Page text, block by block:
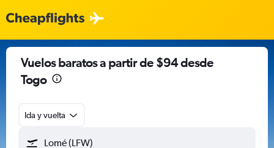
Vuelos baratos a partir de $94 desde
Togo
Ida y vuelta
Lomé (LFW)